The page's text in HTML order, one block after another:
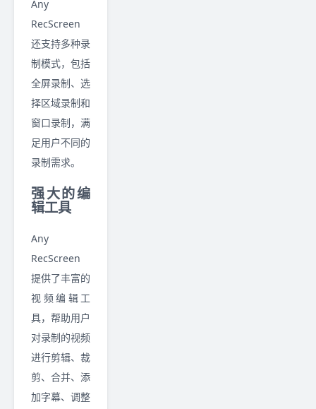
Any
RecScreen
还支持多种录
制模式，包括
全屏录制、选
择区域录制和
窗口录制，满
足用户不同的
录制需求。
强大的编
辑工具
Any
RecScreen
提供了丰富的
视频编辑工
具，帮助用户
对录制的视频
进行剪辑、裁
剪、合并、添
加字幕、调整